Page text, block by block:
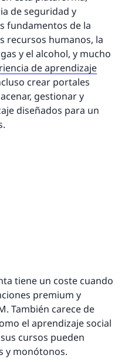
de seguridad y
fundamentos de la
recursos humanos, la
y el alcohol, y mucho
de aprendizaje
crear portales
gestionar y
diseñados para un
tiene un coste cuando
premium y
También carece de
el aprendizaje social
cursos pueden
y monótonos.